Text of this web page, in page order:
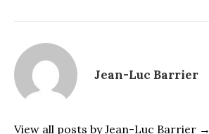
Jean-Luc Barrier
View all posts by Jean-Luc Barrier →